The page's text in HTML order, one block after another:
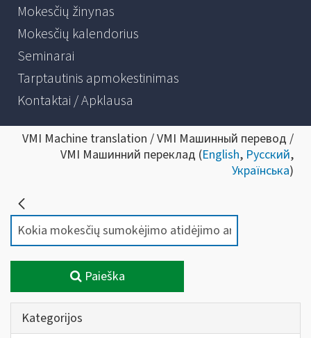
Mokesčių žinynas
Mokesčių kalendorius
Seminarai
Tarptautinis apmokestinimas
Kontaktai / Apklausa
VMI Machine translation / VMI Машинный перевод /
VMI Машинний переклад (English, Русский,
Українська)
Paieška
Kategorijos